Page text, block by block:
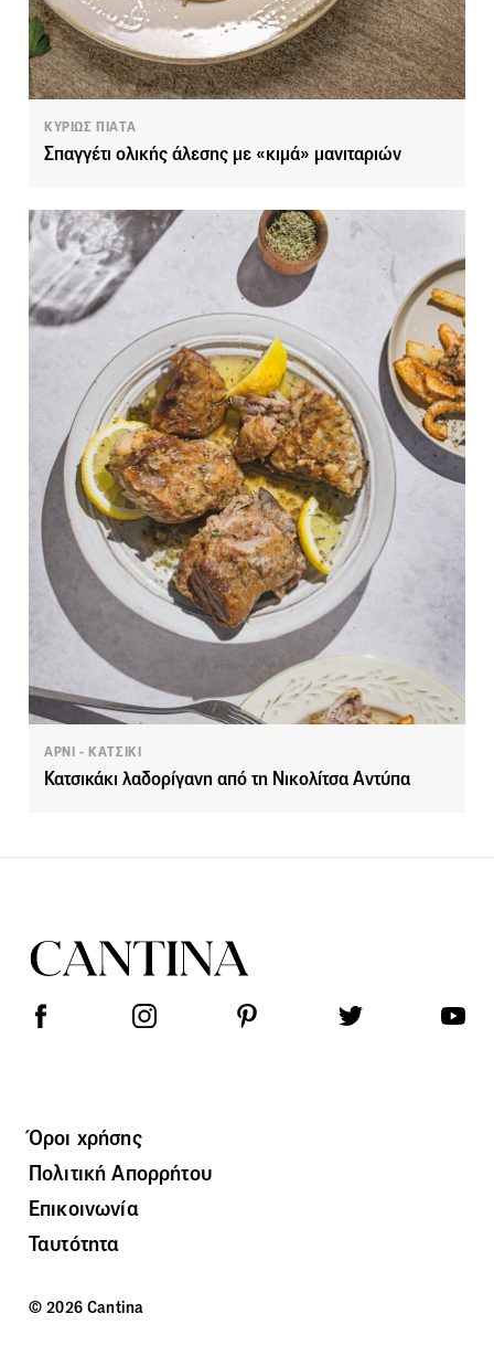
ΚΥΡΙΩΣ ΠΙΑΤΑ
Σπαγγέτι ολικής άλεσης με «κιμά» μανιταριών
ΑΡΝΙ - ΚΑΤΣΙΚΙ
Κατσικάκι λαδορίγανη από τη Νικολίτσα Αντύπα
Όροι χρήσης
Πολιτική Απορρήτου
Επικοινωνία
Ταυτότητα
© 2026 Cantina